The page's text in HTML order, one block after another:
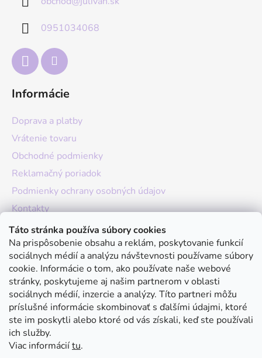
Táto stránka používa súbory cookies
Na prispôsobenie obsahu a reklám, poskytovanie funkcií
sociálnych médií a analýzu návštevnosti používame súbory
cookie. Informácie o tom, ako používate naše webové
stránky, poskytujeme aj našim partnerom v oblasti
sociálnych médií, inzercie a analýzy. Títo partneri môžu
príslušné informácie skombinovať s ďalšími údajmi, ktoré
ste im poskytli alebo ktoré od vás získali, keď ste používali
ich služby.
Viac informáciítu.
0951034068
Informácie
Doprava a platby
Vrátenie tovaru
Obchodné podmienky
Reklamačný poriadok
Podmienky ochrany osobných údajov
Kontakty
O nás
Hodnotenie obchodu
Moja objednávka
Instagram